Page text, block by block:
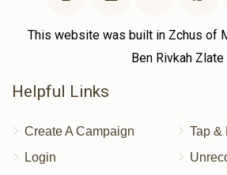
This website was built in Zchus of
Ben Rivkah Zlate
Helpful Links
Create A Campaign
Login
Tap &